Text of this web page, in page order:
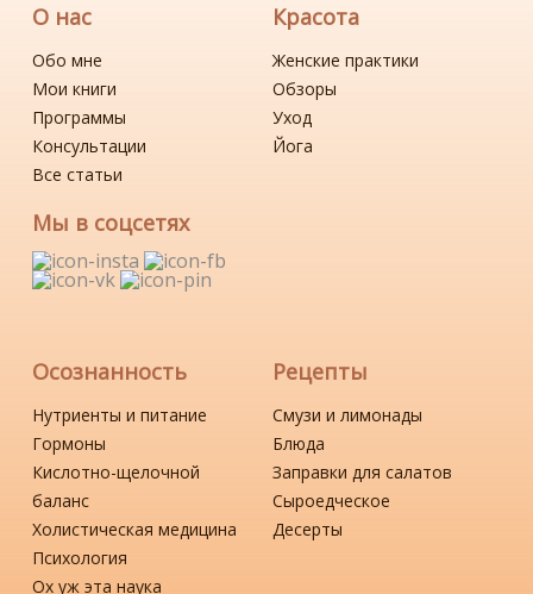
О нас
Обо мне
Мои книги
Программы
Консультации
Все статьи
Мы в соцсетях
Красота
Женские практики
Обзоры
Уход
Йога
Осознанность
Нутриенты и питание
Гормоны
Кислотно-щелочной
баланс
Холистическая медицина
Психология
Ох уж эта наука
Рецепты
Смузи и лимонады
Блюда
Заправки для салатов
Сыроедческое
Десерты